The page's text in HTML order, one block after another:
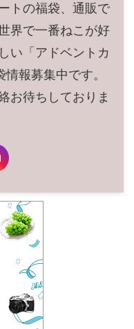
トの福袋、通販で
界で一番ねこが好
い「アドベントカ
報募集中です。
お待ちしておりま